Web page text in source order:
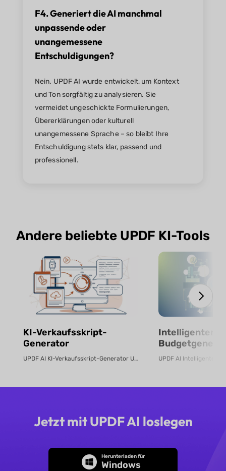
F4. Generiert die AI manchmal
unpassende oder
unangemessene
Entschuldigungen?
Nein. UPDF AI wurde entwickelt, um Kontext
und Ton sorgfältig zu analysieren. Sie
vermeidet ungeschickte Formulierungen,
Übererklärungen oder kulturell
unangemessene Sprache – so bleibt Ihre
Entschuldigung stets klar, passend und
professionell.
Andere beliebte UPDF KI-Tools
KI-Verkaufsskript-
Generator
UPDF AI KI-Verkaufsskript-Generator UPDF AI verwandelt Produkt-PDFs oder B...
Intelligenter
kostenlos
Jetzt mit UPDF AI loslegen
Herunterladen für
Windows